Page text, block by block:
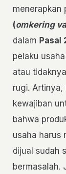
menerapkan
(omkering
dalam Pasal
pelaku
atau
rugi. Artinya,
kewajiban
bahwa
usaha harus
dijual sudah
bermasalah.